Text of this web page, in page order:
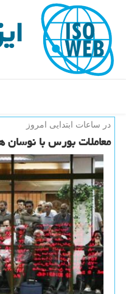
در ساعات ابتدایی امروز
معاملات بورس با